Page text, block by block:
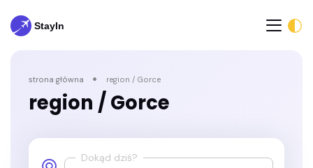
strona główna region / Gorce
region / Gorce
Dokąd dziś?